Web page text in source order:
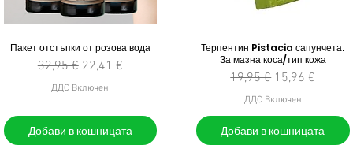
Пакет отстъпки от розова вода
Редовна цена
32,95 € Продажна цена
22,41 €
ДДС Включен
Добави в кошницата
Терпентин Pistacia сапунчета.
За мазна коса/тип кожа
Редовна цена
19,95 € Продажна цена
15,96 €
ДДС Включен
Добави в кошницата